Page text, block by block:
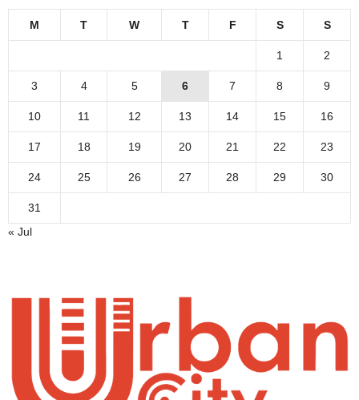
M T W T F S S
1 2
3 4 5 6 7 8 9
10 11 12 13 14 15 16
17 18 19 20 21 22 23
24 25 26 27 28 29 30
31
« Jul